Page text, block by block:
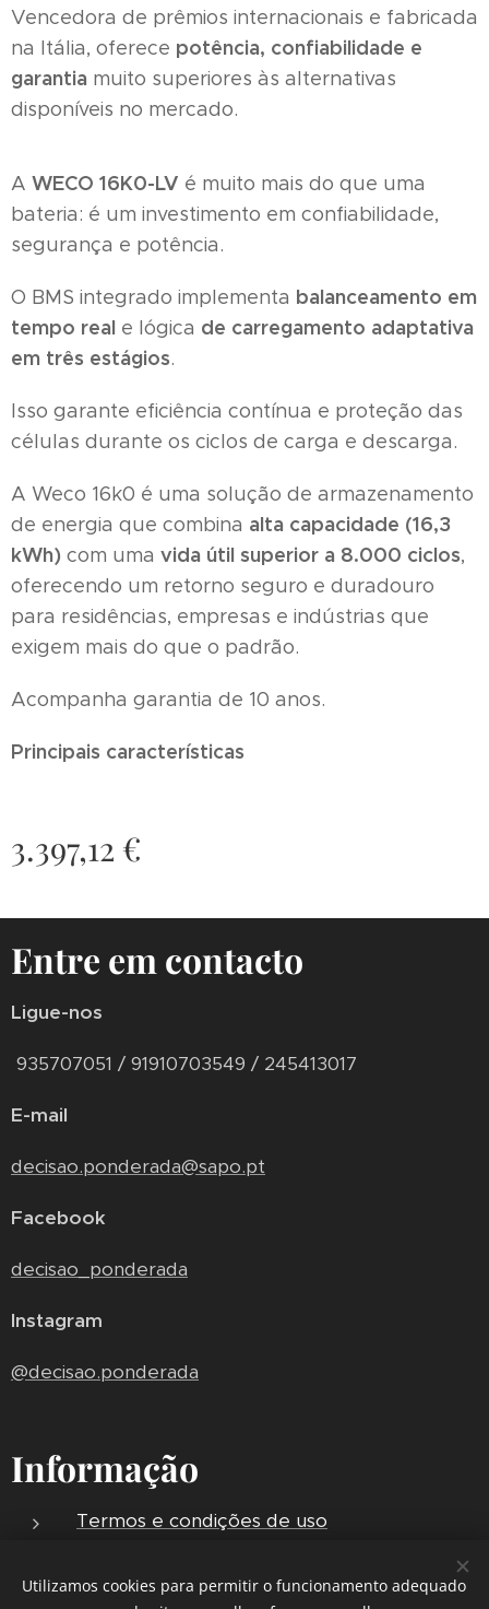
Vencedora de prêmios internacionais e fabricada
na Itália, oferece potência, confiabilidade e
garantia muito superiores às alternativas
disponíveis no mercado.
A WECO 16K0-LV é muito mais do que uma
bateria: é um investimento em confiabilidade,
segurança e potência.
O BMS integrado implementa balanceamento em
tempo real e lógica de carregamento adaptativa
em três estágios.
Isso garante eficiência contínua e proteção das
células durante os ciclos de carga e descarga.
A Weco 16k0 é uma solução de armazenamento
de energia que combina alta capacidade (16,3
kWh) com uma vida útil superior a 8.000 ciclos,
oferecendo um retorno seguro e duradouro
para residências, empresas e indústrias que
exigem mais do que o padrão.
Acompanha garantia de 10 anos.
Principais características
3.397,12 €
Entre em contacto
Ligue-nos
935707051 / 91910703549 / 245413017
E-mail
decisao.ponderada@sapo.pt
Facebook
decisao_ponderada
Instagram
@decisao.ponderada
Informação
Termos e condições de uso
Envios e Entregas
Utilizamos cookies para permitir o funcionamento adequado